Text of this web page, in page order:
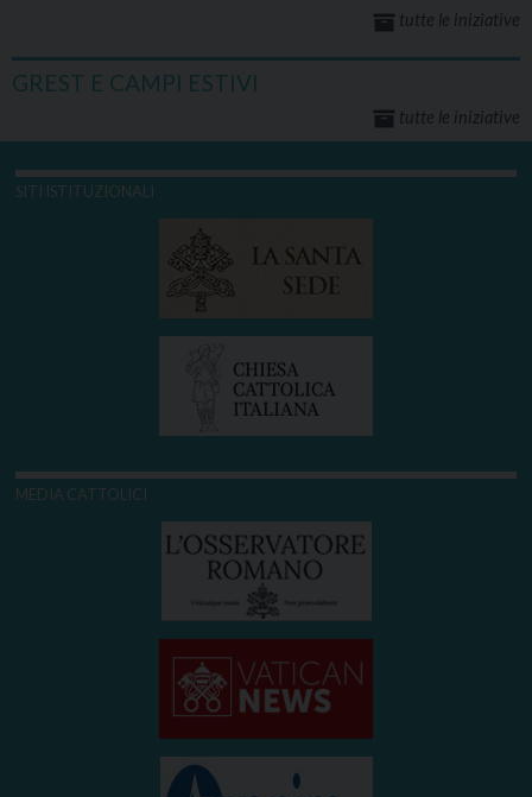
tutte le iniziative
GREST E CAMPI ESTIVI
tutte le iniziative
SITI ISTITUZIONALI
MEDIA CATTOLICI